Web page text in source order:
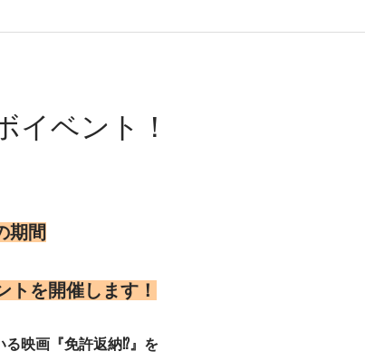
イベント！
期間
トを開催します！
る映画『免許返納⁉』を